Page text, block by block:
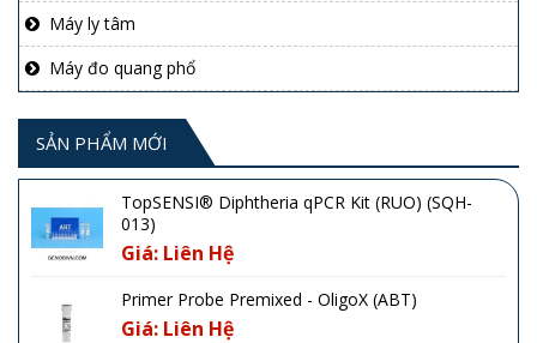
Máy ly tâm
Máy đo quang phổ
SẢN PHẨM MỚI
TopSENSI® Diphtheria qPCR Kit (RUO) (SQH-
013)
Giá: Liên Hệ
Primer Probe Premixed - OligoX (ABT)
Giá: Liên Hệ